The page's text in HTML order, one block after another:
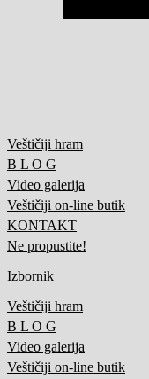
Veštičiji hram
B L O G
Video galerija
Veštičiji on-line butik
KONTAKT
Ne propustite!
Izbornik
Veštičiji hram
B L O G
Video galerija
Veštičiji on-line butik